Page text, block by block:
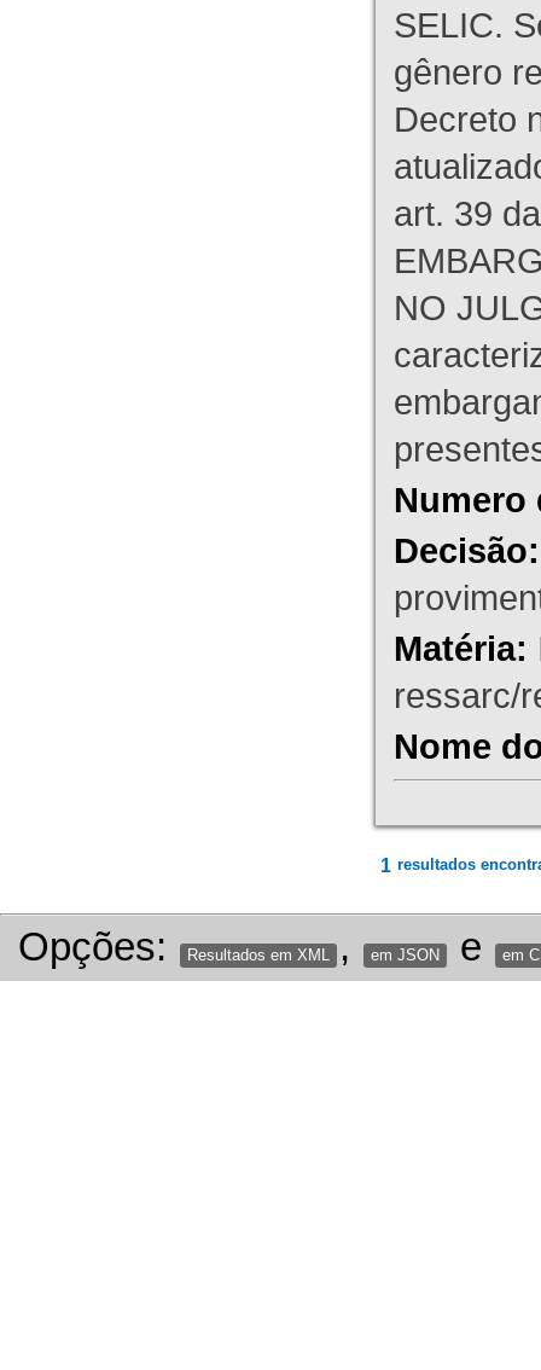
SELIC.
gênero
Decreto
art. 39
NO
Numero
Decisão:
Matéria:
ressarc/
Nome
1 resultados
Opções: Resultados em XML , em JSON e em